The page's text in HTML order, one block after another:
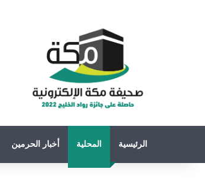
الرئيسية المحلية أخبار الحرمين